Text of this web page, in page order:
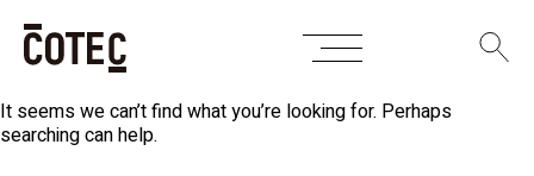
SkipNothing Found
It seems we can’t find what you’re looking for. Perhaps
searching can help.